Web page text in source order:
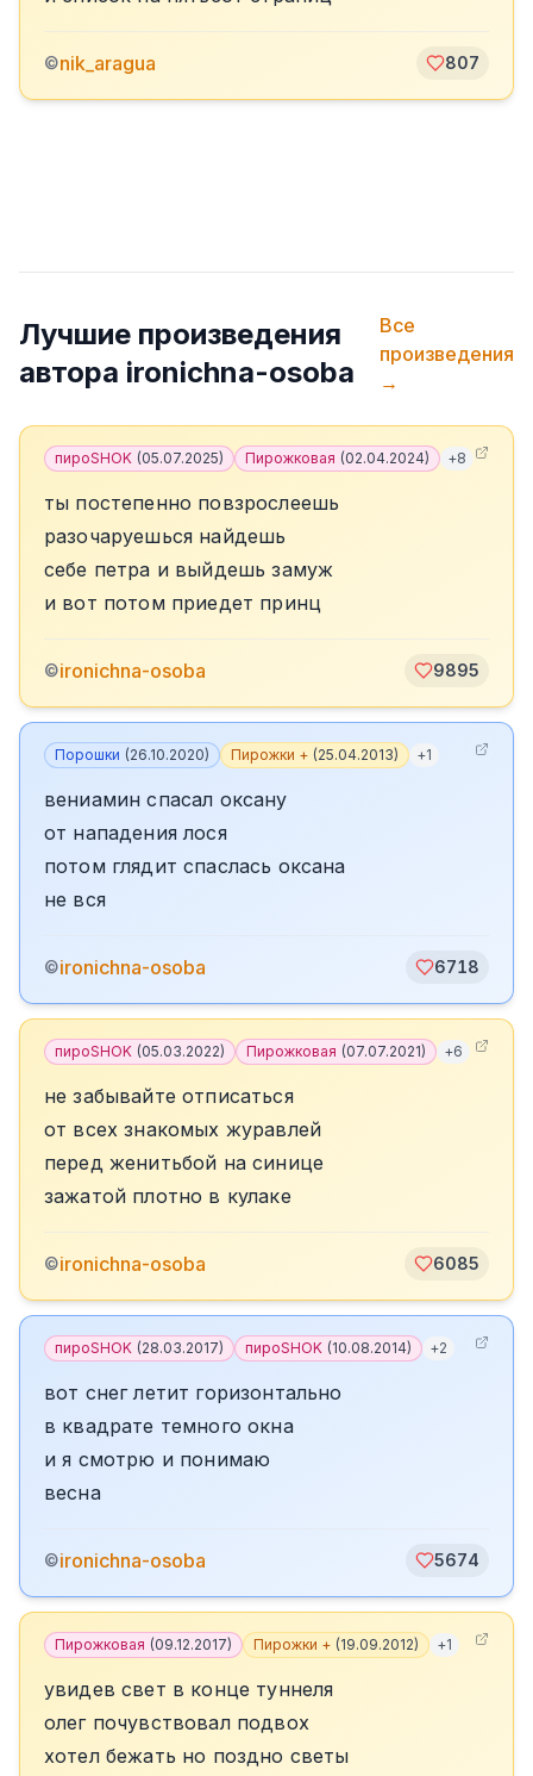
©nik_aragua 807
Лучшие произведения
автора ironichna-osoba
Все
произведения
→
пироSHOK (05.07.2025) Пирожковая (02.04.2024) +8
ты постепенно повзрослеешь
разочаруешься найдешь
себе петра и выйдешь замуж
и вот потом приедет принц
©ironichna-osoba 9895
Порошки (26.10.2020) Пирожки + (25.04.2013) +1
вениамин спасал оксану
от нападения лося
потом глядит спаслась оксана
не вся
©ironichna-osoba 6718
пироSHOK (05.03.2022) Пирожковая (07.07.2021) +6
не забывайте отписаться
от всех знакомых журавлей
перед женитьбой на синице
зажатой плотно в кулаке
©ironichna-osoba 6085
пироSHOK (28.03.2017) пироSHOK (10.08.2014) +2
вот снег летит горизонтально
в квадрате темного окна
и я смотрю и понимаю
весна
©ironichna-osoba 5674
Пирожковая (09.12.2017) Пирожки + (19.09.2012) +1
увидев свет в конце туннеля
олег почувствовал подвох
хотел бежать но поздно светы